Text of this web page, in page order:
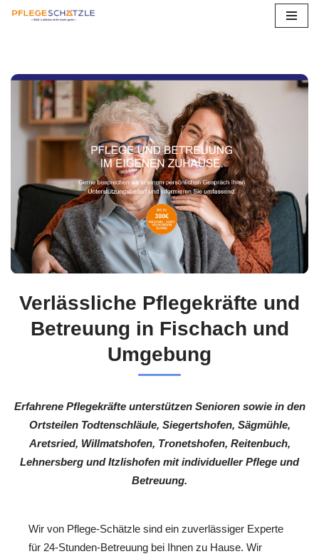
springen
Verlässliche Pflegekräfte und
Betreuung in Fischach und
Umgebung
Erfahrene Pflegekräfte unterstützen Senioren sowie in den
Ortsteilen Todtenschläule, Siegertshofen, Sägmühle,
Aretsried, Willmatshofen, Tronetshofen, Reitenbuch,
Lehnersberg und Itzlishofen mit individueller Pflege und
Betreuung.
Wir von Pflege-Schätzle sind ein zuverlässiger Experte
für 24-Stunden-Betreuung bei Ihnen zu Hause. Wir